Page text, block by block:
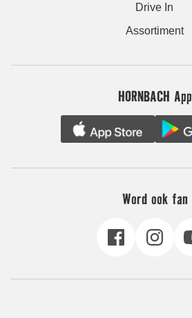
Drive In
Assortiment
HORNBACH App
Word ook fan